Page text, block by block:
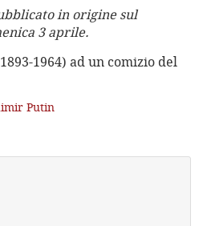
in origine sul
3 aprile.
1964) ad un comizio del
Putin